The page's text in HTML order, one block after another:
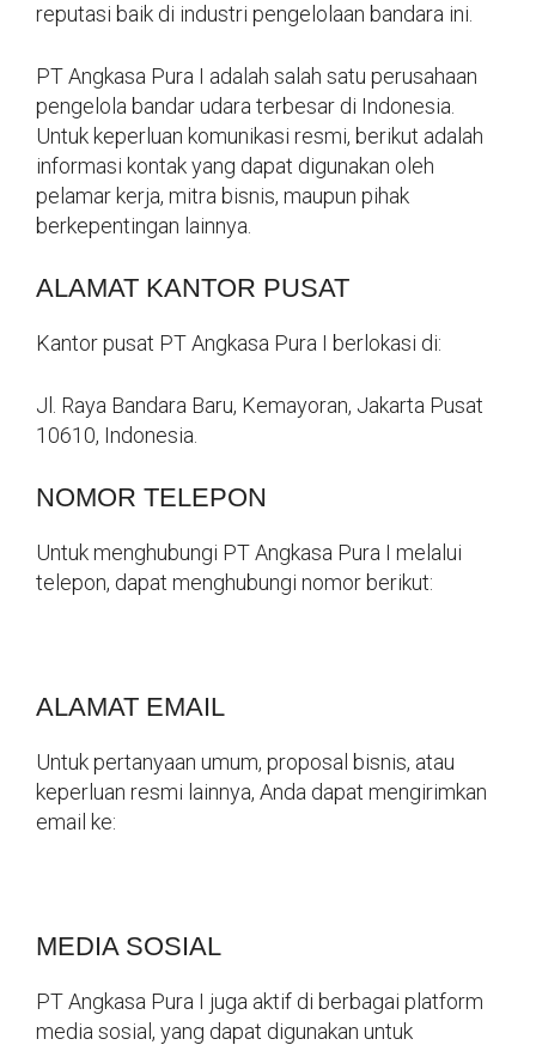
reputasi baik di industri pengelolaan bandara ini.
PT Angkasa Pura I adalah salah satu perusahaan
pengelola bandar udara terbesar di Indonesia.
Untuk keperluan komunikasi resmi, berikut adalah
informasi kontak yang dapat digunakan oleh
pelamar kerja, mitra bisnis, maupun pihak
berkepentingan lainnya.
ALAMAT KANTOR PUSAT
Kantor pusat PT Angkasa Pura I berlokasi di:
Jl. Raya Bandara Baru, Kemayoran, Jakarta Pusat
10610, Indonesia.
NOMOR TELEPON
Untuk menghubungi PT Angkasa Pura I melalui
telepon, dapat menghubungi nomor berikut:
ALAMAT EMAIL
Untuk pertanyaan umum, proposal bisnis, atau
keperluan resmi lainnya, Anda dapat mengirimkan
email ke:
MEDIA SOSIAL
PT Angkasa Pura I juga aktif di berbagai platform
media sosial, yang dapat digunakan untuk